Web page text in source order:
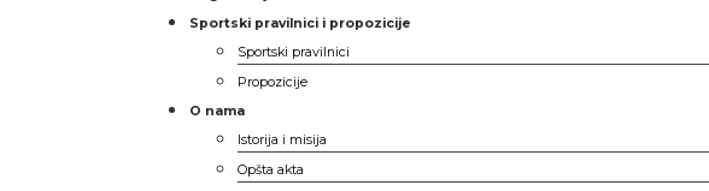
Sportski pravilnici i propozicije
Sportski pravilnici
Propozicije
O nama
Istorija i misija
Opšta akta